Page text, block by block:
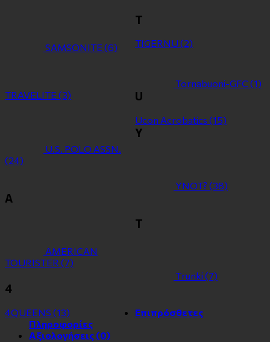
SAMSONITE (6)
T
TIGERNU (2)
Tornabuoni-GFC (1)
TRAVELITE (3) U
U.S. POLO ASSN.
(24)
Ucon Acrobatics (15)
Y
YNOT? (38)
Α
ΑMERICAN
TOURISTER (7)
Τ
Τrunki (7)
4
4QUEENS (13)
Επιπρόσθετες
Πληροφορίες
Αξιολογήσεις (0)